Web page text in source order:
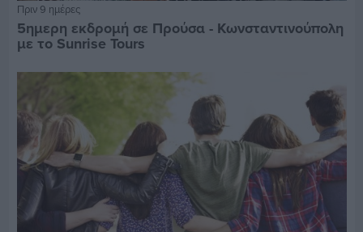
Πριν 9 ημέρες
5ημερη εκδρομή σε Προύσα - Κωνσταντινούπολη
με το Sunrise Tours